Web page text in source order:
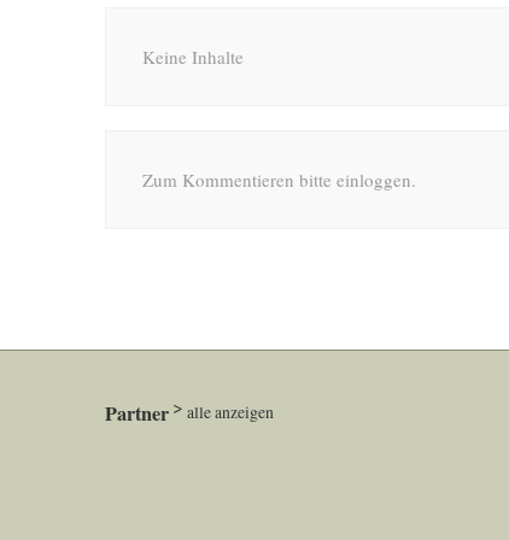
Keine Inhalte
Zum Kommentieren bitte einloggen.
Partner alle anzeigen